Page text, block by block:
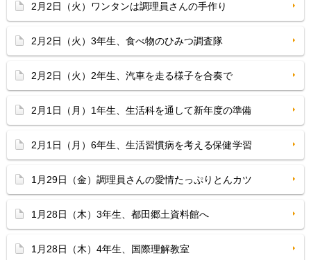
2月2日（火）ワンタンは調理員さんの手作り
2月2日（火）3年生、食べ物のひみつ調査隊
2月2日（火）2年生、汽車を走る様子を合奏で
2月1日（月）1年生、生活科を通して新年度の準備
2月1日（月）6年生、生活習慣病を考える保健学習
1月29日（金）調理員さんの愛情たっぷりとんカツ
1月28日（木）3年生、都田郷土資料館へ
1月28日（木）4年生、国際理解教室